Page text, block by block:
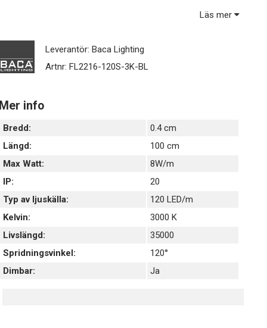
så lite plats som möjligt. Alla våra LED-tejp är dimbara och
Läs mer
Leverantör:Baca Lighting
Artnr:FL2216-120S-3K-BL
Mer info
Bredd:
0.4 cm
Längd:
100 cm
Max Watt:
8W/m
IP:
20
Typ av ljuskälla:
120 LED/m
Kelvin:
3000 K
Livslängd:
35000
Spridningsvinkel:
120°
Dimbar:
Ja